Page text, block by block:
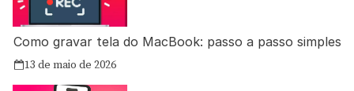
Como gravar tela do MacBook: passo a passo simples
13 de maio de 2026